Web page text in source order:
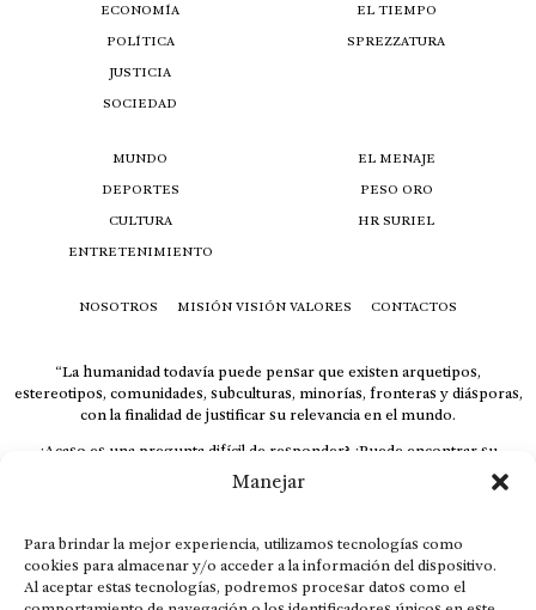
Manejar
Para brindar la mejor experiencia, utilizamos tecnologías como
cookies para almacenar y/o acceder a la información del dispositivo.
Al aceptar estas tecnologías, podremos procesar datos como el
ECONOMÍA
POLÍTICA
JUSTICIA
SOCIEDAD
EL TIEMPO
SPREZZATURA
MUNDO
DEPORTES
CULTURA
ENTRETENIMIENTO
EL MENAJE
PESO ORO
HR SURIEL
NOSOTROS MISIÓN VISIÓN VALORES CONTACTOS
“La humanidad todavía puede pensar que existen arquetipos,
estereotipos, comunidades, subculturas, minorías, fronteras y diásporas,
con la finalidad de justificar su relevancia en el mundo.
¿Acaso es una pregunta difícil de responder? ¿Puede encontrar su
respuesta al instante, otorgando al receptor cuestionado espacio y
velocidad suficiente para responder correctamente? De no ser así, el que
El concepto de familia no está limitado exclusivamente a la sangre; seres
que surgen en nuestro diario vivir suelen pesar más que los
emparentados. Más bien, el apego de estas dos versiones de seres